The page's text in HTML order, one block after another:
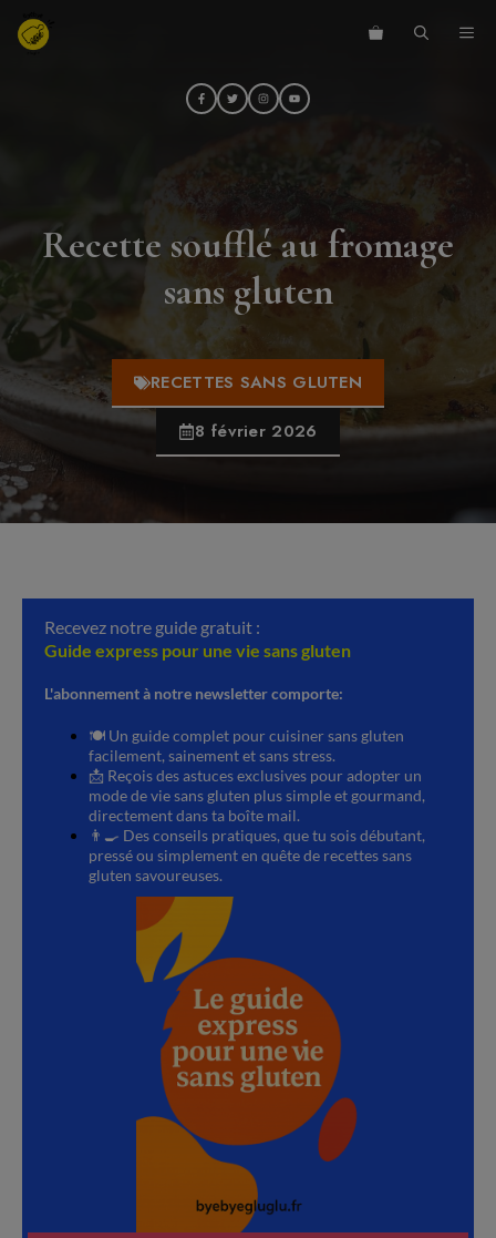
Aller
au
Recette soufflé au fromage
sans gluten
RECETTES SANS GLUTEN
8 février 2026